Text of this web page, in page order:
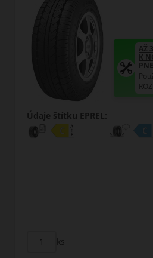
Údaje štítku EPREL: